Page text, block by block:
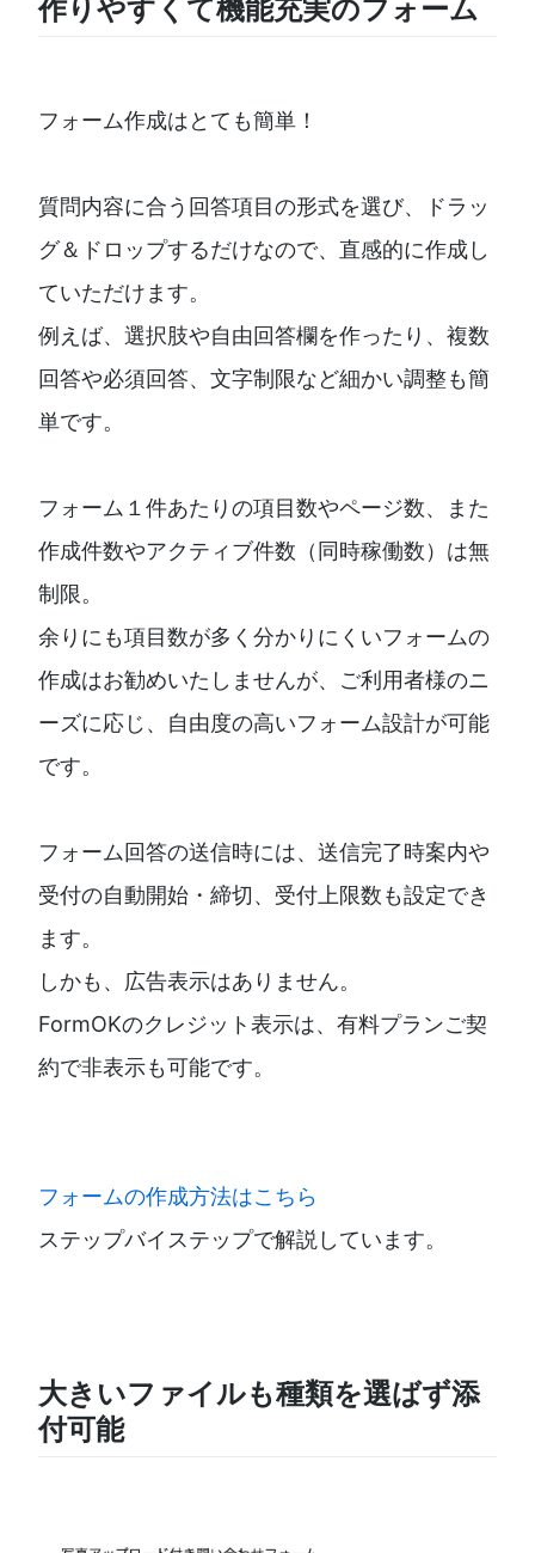
作りやすくて機能充実のフォーム
フォーム作成はとても簡単！
質問内容に合う回答項目の形式を選び、ドラッ
グ＆ドロップするだけなので、直感的に作成し
ていただけます。
例えば、選択肢や自由回答欄を作ったり、複数
回答や必須回答、文字制限など細かい調整も簡
単です。
フォーム１件あたりの項目数やページ数、また
作成件数やアクティブ件数（同時稼働数）は無
制限。
余りにも項目数が多く分かりにくいフォームの
作成はお勧めいたしませんが、ご利用者様のニ
ーズに応じ、自由度の高いフォーム設計が可能
です。
フォーム回答の送信時には、送信完了時案内や
受付の自動開始・締切、受付上限数も設定でき
ます。
しかも、広告表示はありません。
FormOKのクレジット表示は、有料プランご契
約で非表示も可能です。
フォームの作成方法はこちら
ステップバイステップで解説しています。
大きいファイルも種類を選ばず添
付可能